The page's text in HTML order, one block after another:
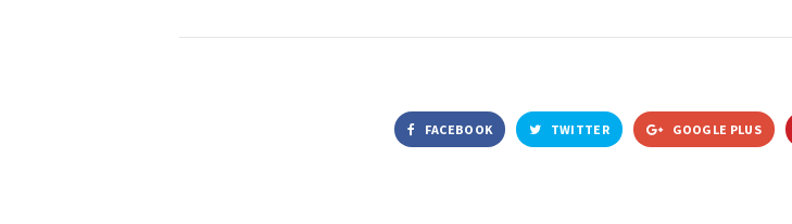
FACEBOOK TWITTER GOOGLE PLUS